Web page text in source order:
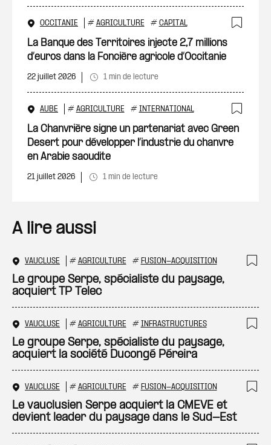
OCCITANIE # AGRICULTURE # CAPITAL
La Banque des Territoires injecte 2,7 millions
d’euros dans la Foncière agricole d’Occitanie
22 juillet 2026 1 min de lecture
AUBE # AGRICULTURE # INTERNATIONAL
La Chanvrière signe un partenariat avec Green
Desert pour développer l’industrie du chanvre
en Arabie saoudite
21 juillet 2026 1 min de lecture
A lire aussi
VAUCLUSE # AGRICULTURE # FUSION-ACQUISITION
Le groupe Serpe, spécialiste du paysage,
acquiert TP Telec
VAUCLUSE # AGRICULTURE # INFRASTRUCTURES
Le groupe Serpe, spécialiste du paysage,
acquiert la société Ducongé Péreira
VAUCLUSE # AGRICULTURE # FUSION-ACQUISITION
Le vauclusien Serpe acquiert la CMEVE et
devient leader du paysage dans le Sud-Est